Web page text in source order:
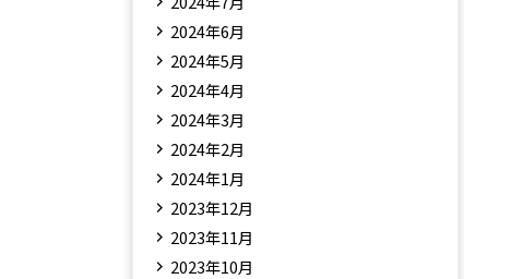
2024年6月
2024年5月
2024年4月
2024年3月
2024年2月
2024年1月
2023年12月
2023年11月
2023年10月